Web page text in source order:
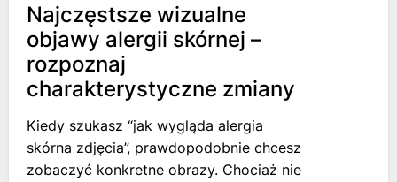
Najczęstsze wizualne
objawy alergii skórnej –
rozpoznaj
charakterystyczne zmiany
Kiedy szukasz “jak wygląda alergia
skórna zdjęcia”, prawdopodobnie chcesz
zobaczyć konkretne obrazy. Chociaż nie